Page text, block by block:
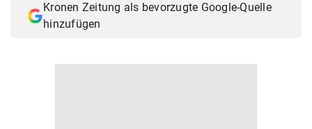
Kronen Zeitung als bevorzugte Google-Quelle
hinzufügen